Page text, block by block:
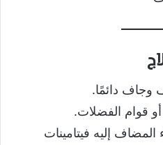
دائمًا.
قوام الفضلات.
إليه فيتامينات